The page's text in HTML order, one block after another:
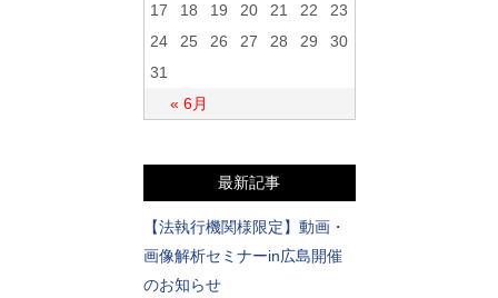
« 6月
17
18 19 20 21 22
23
24
25 26 27 28 29
30
31
最新記事
【法執行機関様限定】動画・
画像解析セミナーin広島開催
のお知らせ